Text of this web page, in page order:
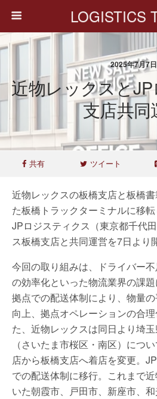
LOGISTICS
2025年7月7日
近物レックスと
支店共同
共有 ツイート
近物レックスの板橋支店と板橋
た板橋トラックターミナルに移
JPロジスティクス（東京都千代
ス板橋支店と共同運営を7日より
今回の取り組みは、ドライバー
の効率化といった物流業界の課
拠点での配送体制により、物量
向上、拠点オペレーションの合
た、近物レックスは同日より埼
（さいたま市桜区・南区）につ
店から板橋支店へ着店を変更。
での配送体制に移行。これまで
いた朝霞市、戸田市、新座市、